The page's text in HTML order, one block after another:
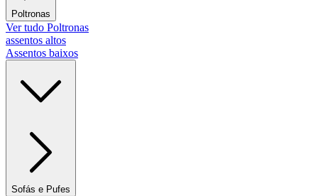
Poltronas
Ver tudo Poltronas
assentos altos
Assentos baixos
Sofás e Pufes